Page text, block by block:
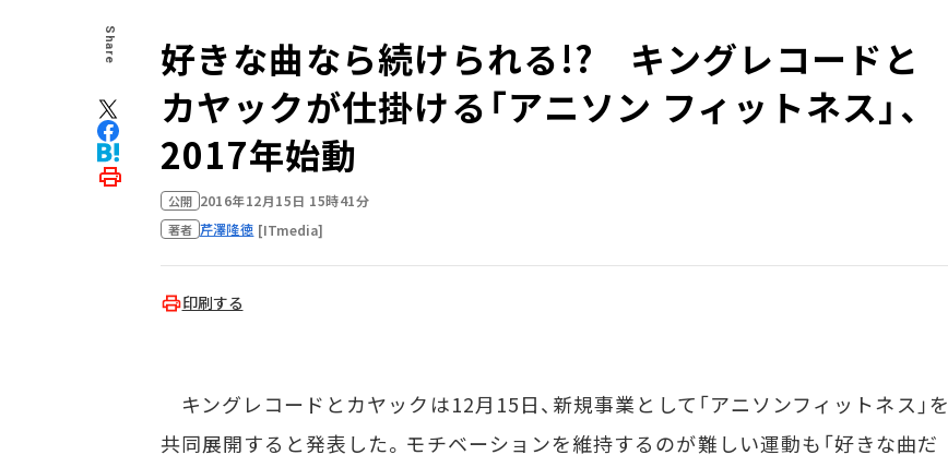
Share
好きな曲なら続けられる!? キングレコードと
カヤックが仕掛ける「アニソン フィットネス」、
2017年始動
公開 2016年12月15日 15時41分
著者 芹澤隆徳 [ITmedia]
印刷する
キングレコードとカヤックは12月15日、新規事業として「アニソンフィットネス」を
共同展開すると発表した。モチベーションを維持するのが難しい運動も「好きな曲だ